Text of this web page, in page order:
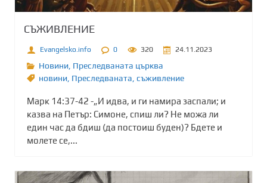
СЪЖИВЛЕНИЕ
Evangelsko.info 0 320 24.11.2023
Новини Преследваната църква
новини Преследваната съживление
Марк 14:37-42 -„И идва, и ги намира заспали; и
казва на Петър: Симоне, спиш ли? Не можа ли
един час да бдиш (да постоиш буден)? Бдете и
молете се,...